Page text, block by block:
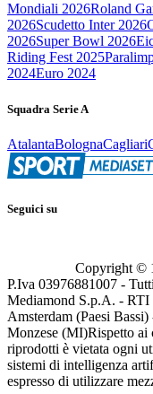
Mondiali 2026Roland
2026Scudetto Inter 2026
2026Super Bowl 2026
Riding Fest 2025
2024Euro 2024
Squadra Serie A
AtalantaBolognaCagliari
Seguici su
Copyright ©
P.Iva 03976881007 -
Mediamond S.p.A. - RTI
Amsterdam (Paesi
Monzese (MI)Rispetto ai
riprodotti è vietata ogni
sistemi di intelligenza
espresso di utilizzare